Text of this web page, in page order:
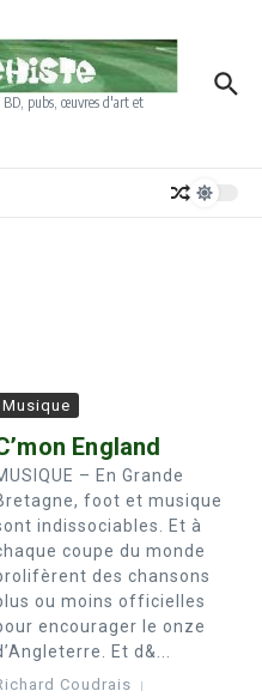
BD, pubs, œuvres d'art et
Musique
England
– En Grande
foot et musique
indissociables. Et à
coupe du monde
des chansons
ou moins officielles
encourager le onze
Et d&...
Coudrais